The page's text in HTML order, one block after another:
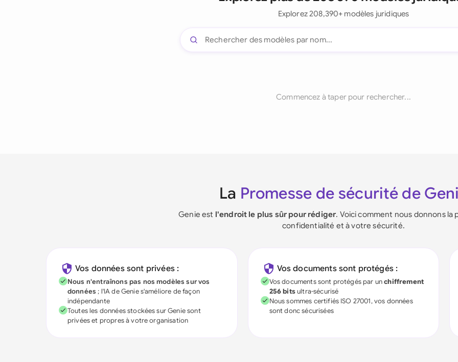
Explorez 208,390+ modèles juridiques
Commencez à taper pour rechercher...
La Promesse de sécurité de
Genie est l'endroit le plus sûr pour rédiger. Voici comment nous donnons la
confidentialité et à votre sécurité.
Vos données sont privées :
Nous n'entraînons pas nos modèles sur vos
données ; l'IA de Genie s'améliore de façon
indépendante
Toutes les données stockées sur Genie sont
privées et propres à votre organisation
Vos documents sont protégés :
Vos documents sont protégés par unchiffrement
256 bitsultra-sécurisé
Nous sommes certifiés ISO 27001, vos données
sont donc sécurisées